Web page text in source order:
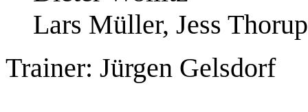
Lars Müller, Jess
Trainer: Jürgen Gelsdorf